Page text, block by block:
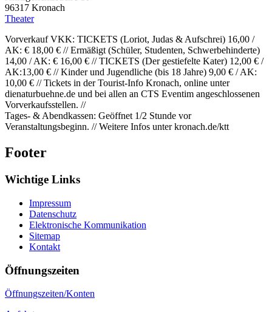
96317 Kronach
Theater
Vorverkauf VKK: TICKETS (Loriot, Judas & Aufschrei) 16,00 /
AK: € 18,00 € // Ermäßigt (Schüler, Studenten, Schwerbehinderte)
14,00 / AK: € 16,00 € // TICKETS (Der gestiefelte Kater) 12,00 € /
AK:13,00 € // Kinder und Jugendliche (bis 18 Jahre) 9,00 € / AK:
10,00 € // Tickets in der Tourist-Info Kronach, online unter
dienaturbuehne.de und bei allen an CTS Eventim angeschlossenen
Vorverkaufsstellen. //
Tages- & Abendkassen: Geöffnet 1/2 Stunde vor
Veranstaltungsbeginn. // Weitere Infos unter kronach.de/ktt
Footer
Wichtige Links
Impressum
Datenschutz
Elektronische Kommunikation
Sitemap
Kontakt
Öffnungszeiten
Öffnungszeiten/Konten